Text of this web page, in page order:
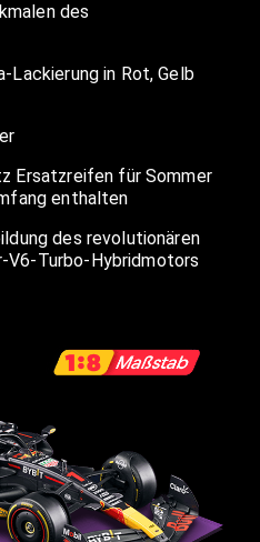
des
Lackierung in Rot, Gelb
Ersatzreifen für Sommer
enthalten
des revolutionären
V6-Turbo-Hybridmotors